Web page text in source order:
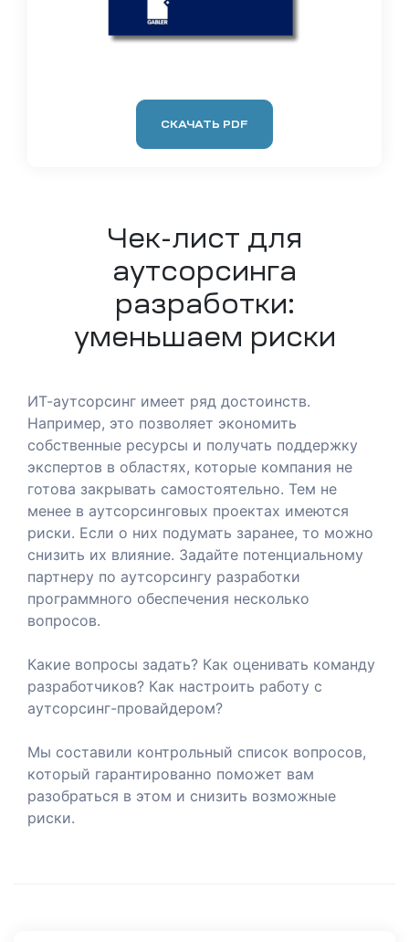
СКАЧАТЬ PDF
Чек-лист для
аутсорсинга
разработки:
уменьшаем риски
ИТ-аутсорсинг имеет ряд достоинств.
Например, это позволяет экономить
собственные ресурсы и получать поддержку
экспертов в областях, которые компания не
готова закрывать самостоятельно. Тем не
менее в аутсорсинговых проектах имеются
риски. Если о них подумать заранее, то можно
снизить их влияние. Задайте потенциальному
партнеру по аутсорсингу разработки
программного обеспечения несколько
вопросов.
Какие вопросы задать? Как оценивать команду
разработчиков? Как настроить работу с
аутсорсинг-провайдером?
Мы составили контрольный список вопросов,
который гарантированно поможет вам
разобраться в этом и снизить возможные
риски.